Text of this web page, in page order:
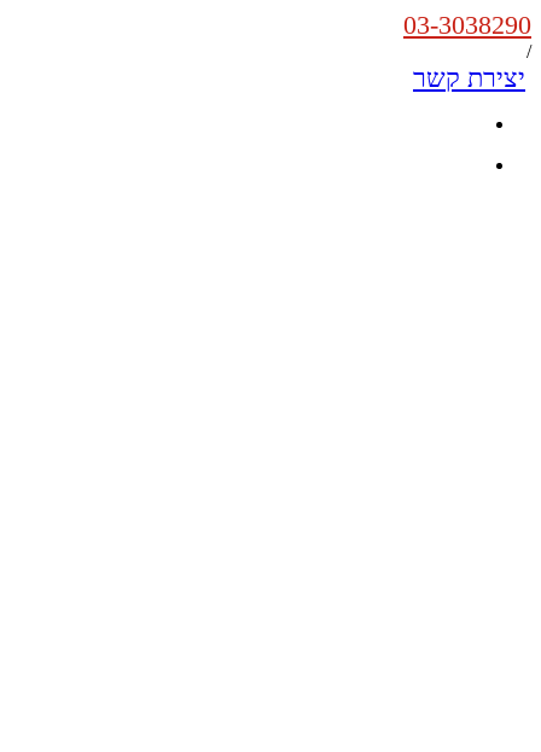
03-3038290
/
יצירת קשר